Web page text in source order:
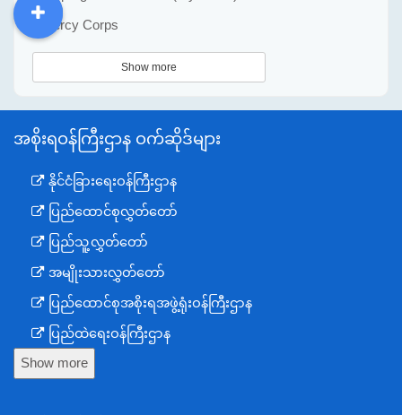
Mercy Corps
Show more
အစိုးရဝန်ကြီးဌာန ဝက်ဆိုဒ်များ
နိုင်ငံခြားရေးဝန်ကြီးဌာန
ပြည်ထောင်စုလွှတ်တော်
ပြည်သူ့လွှတ်တော်
အမျိုးသားလွှတ်တော်
ပြည်ထောင်စုအစိုးရအဖွဲ့ရုံးဝန်ကြီးဌာန
ပြည်ထဲရေးဝန်ကြီးဌာန
ကာကွယ်ရေးဝန်ကြီးဌာန
Show more
DDM